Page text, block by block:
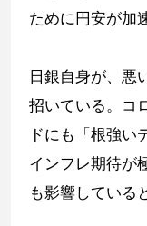
ために円安が加
日銀自身が、悪
招いている。コ
ドにも「根強い
インフレ期待が
も影響している